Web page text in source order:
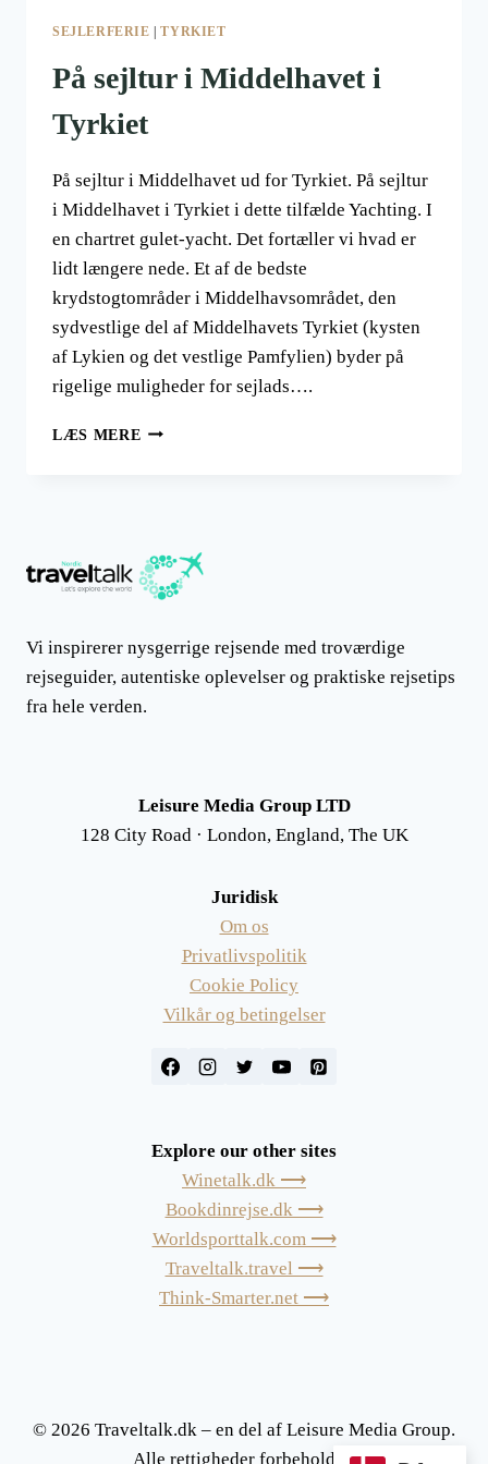
SEJLERFERIE |TYRKIET
På sejltur i Middelhavet i
Tyrkiet
På sejltur i Middelhavet ud for Tyrkiet. På sejltur
i Middelhavet i Tyrkiet i dette tilfælde Yachting. I
en chartret gulet-yacht. Det fortæller vi hvad er
lidt længere nede. Et af de bedste
krydstogtområder i Middelhavsområdet, den
sydvestlige del af Middelhavets Tyrkiet (kysten
af ​​Lykien og det vestlige Pamfylien) byder på
rigelige muligheder for sejlads….
LÆS MERE PÅ
Vi inspirerer nysgerrige rejsende med troværdige
rejseguider, autentiske oplevelser og praktiske rejsetips
fra hele verden.
Leisure Media Group LTD
128 City Road · London, England, The UK
Juridisk
Om os
Privatlivspolitik
Cookie Policy
Vilkår og betingelser
Explore our other sites
Winetalk.dk ⟶
Bookdinrejse.dk ⟶
Worldsporttalk.com ⟶
Traveltalk.travel ⟶
Think-Smarter.net ⟶
© 2026 Traveltalk.dk – en del af Leisure Media Group.
Alle rettigheder forbeholdes.